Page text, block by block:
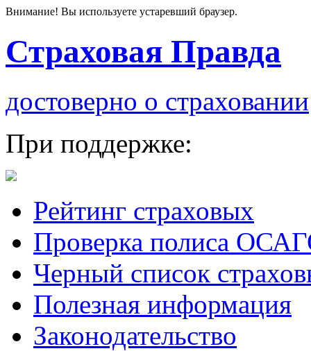
Внимание! Вы используете устаревший браузер.
Страховая Правда
достоверно о страховании
При поддержке:
Рейтинг страховых
Проверка полиса
Черный список
Полезная информация
Законодательство